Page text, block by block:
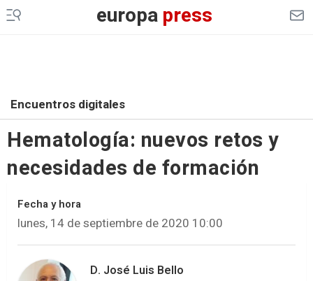
europapress
Encuentros digitales
Hematología: nuevos retos y
necesidades de formación
Fecha y hora
lunes, 14 de septiembre de 2020 10:00
D. José Luis Bello